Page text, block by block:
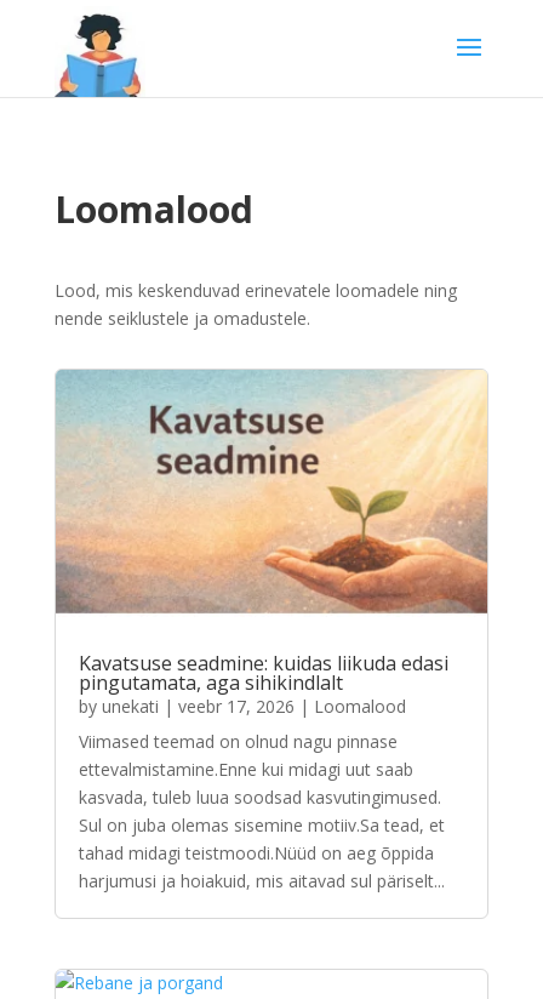
Loomalood
Lood, mis keskenduvad erinevatele loomadele ning
nende seiklustele ja omadustele.
Kavatsuse seadmine: kuidas liikuda edasi
pingutamata, aga sihikindlalt
by unekati | veebr 17, 2026 | Loomalood
Viimased teemad on olnud nagu pinnase
ettevalmistamine.Enne kui midagi uut saab
kasvada, tuleb luua soodsad kasvutingimused.
Sul on juba olemas sisemine motiiv.Sa tead, et
tahad midagi teistmoodi.Nüüd on aeg õppida
harjumusi ja hoiakuid, mis aitavad sul päriselt...